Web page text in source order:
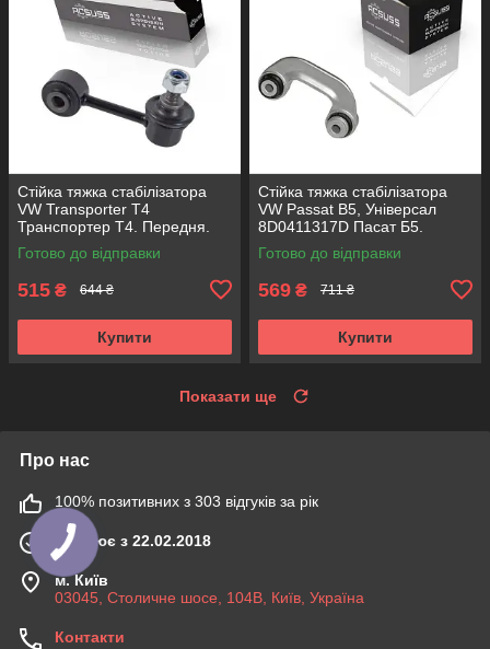
Стійка тяжка стабілізатора
VW Transporter T4
Транспортер Т4. Передня.
КОРЕЯ Acsuss!
Готово до відправки
515 ₴ 644 ₴
Купити
Стійка тяжка стабілізатора
VW Passat B5, Універсал
8D0411317D Пасат Б5.
Алюміній! КОРЕЯ Acsuss!
Готово до відправки
569 ₴ 711 ₴
Купити
Показати ще
Про нас
100% позитивних з 303 відгуків за рік
Працює з 22.02.2018
м. Київ
03045, Столичне шосе, 104B, Київ, Україна
Контакти